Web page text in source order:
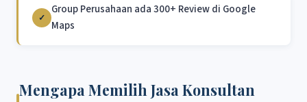
✓
Group Perusahaan ada 300+ Review di Google
Maps
Mengapa Memilih Jasa Konsultan